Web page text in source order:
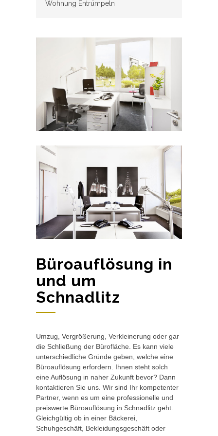
Wohnung Entrümpeln
Büroauflösung in
und um
Schnadlitz
Umzug, Vergrößerung, Verkleinerung oder gar
die Schließung der Bürofläche. Es kann viele
unterschiedliche Gründe geben, welche eine
Büroauflösung erfordern. Ihnen steht solch
eine Auflösung in naher Zukunft bevor? Dann
kontaktieren Sie uns. Wir sind Ihr kompetenter
Partner, wenn es um eine professionelle und
preiswerte Büroauflösung in Schnadlitz geht.
Gleichgültig ob in einer Bäckerei,
Schuhgeschäft, Bekleidungsgeschäft oder